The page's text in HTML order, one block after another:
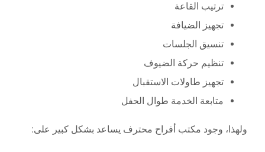
ترتيب القاعة
تجهيز الضيافة
تنسيق الجلسات
تنظيم حركة الضيوف
تجهيز طاولات الاستقبال
متابعة الخدمة طوال الحفل
ولهذا، وجود مكتب أفراح محترف يساعد بشكل كبير على: